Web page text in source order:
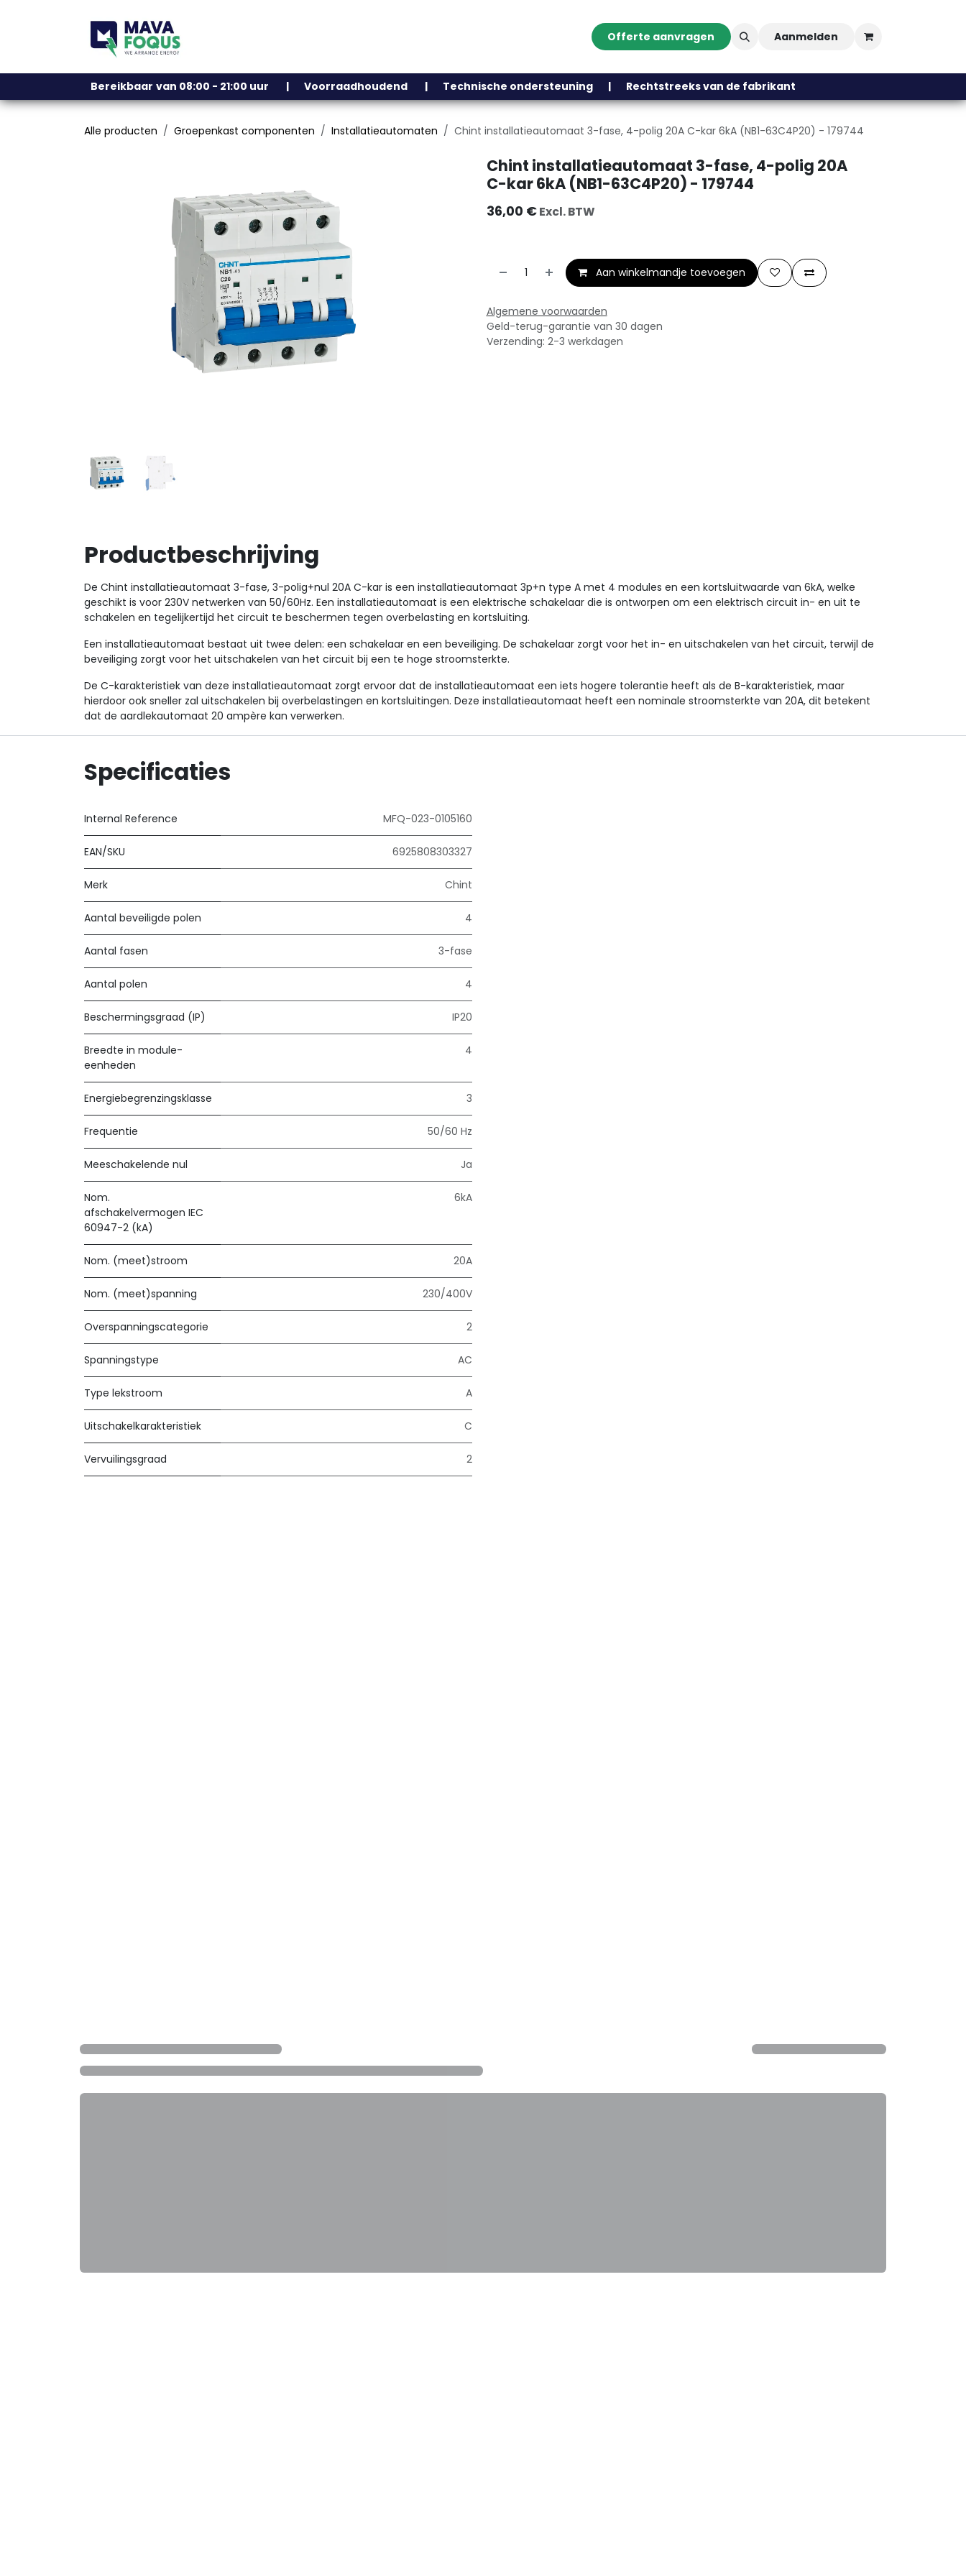
Contact Help
Offerte aanvragen Aanmelden
Bereikbaar van 08:00 - 21:00 uur | Voorraadhoudend | Technische ondersteuning | Rechtstreeks van de fabrikant
Alle producten Groepenkast componenten Installatieautomaten Chint installatieautomaat 3-fase, 4-polig 20A C-kar 6kA (NB1-63C4P20) - 179744
Chint installatieautomaat 3-fase, 4-polig 20A
C-kar 6kA (NB1-63C4P20) - 179744
36,00 €Excl. BTW
Aan winkelmandje toevoegen
Algemene voorwaarden
Geld-terug-garantie van 30 dagen
Verzending: 2-3 werkdagen
Productbeschrijving
De Chint installatieautomaat 3-fase, 3-polig+nul 20A C-kar is een installatieautomaat 3p+n type A met 4 modules en een kortsluitwaarde van 6kA, welke
geschikt is voor 230V netwerken van 50/60Hz. Een installatieautomaat is een elektrische schakelaar die is ontworpen om een elektrisch circuit in- en uit te
schakelen en tegelijkertijd het circuit te beschermen tegen overbelasting en kortsluiting.
Een installatieautomaat bestaat uit twee delen: een schakelaar en een beveiliging. De schakelaar zorgt voor het in- en uitschakelen van het circuit, terwijl de
beveiliging zorgt voor het uitschakelen van het circuit bij een te hoge stroomsterkte.
De C-karakteristiek van deze installatieautomaat zorgt ervoor dat de installatieautomaat een iets hogere tolerantie heeft als de B-karakteristiek, maar
hierdoor ook sneller zal uitschakelen bij overbelastingen en kortsluitingen. Deze installatieautomaat heeft een nominale stroomsterkte van 20A, dit betekent
dat de aardlekautomaat 20 ampère kan verwerken.
Specificaties
Internal Reference MFQ-023-0105160
EAN/SKU 6925808303327
Merk Chint
Aantal beveiligde polen 4
Aantal fasen 3-fase
Aantal polen 4
Beschermingsgraad (IP) IP20
Breedte in module-
eenheden
4
Energiebegrenzingsklasse 3
Frequentie 50/60 Hz
Meeschakelende nul Ja
Nom.
afschakelvermogen IEC
60947-2 (kA)
6kA
Nom. (meet)stroom 20A
Nom. (meet)spanning 230/400V
Overspanningscategorie 2
Spanningstype AC
Type lekstroom A
Uitschakelkarakteristiek C
Vervuilingsgraad 2